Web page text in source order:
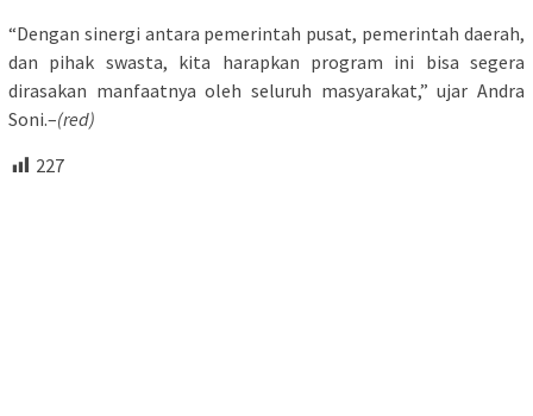
“Dengan sinergi antara pemerintah pusat, pemerintah daerah,
dan pihak swasta, kita harapkan program ini bisa segera
dirasakan manfaatnya oleh seluruh masyarakat,” ujar Andra
Soni.–(red)
227